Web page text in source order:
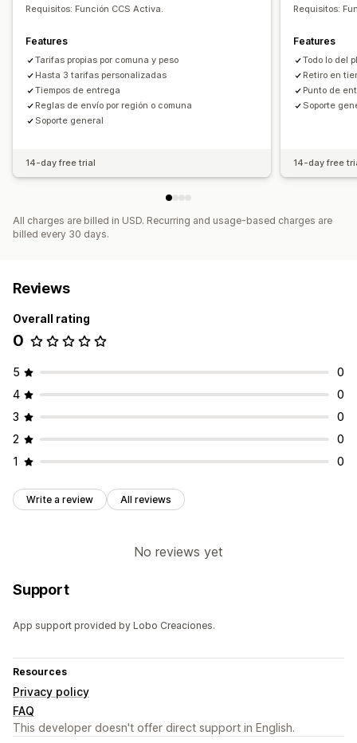
Requisitos: Función CCS Activa.
Features
Tarifas propias por comuna y peso
Hasta 3 tarifas personalizadas
Tiempos de entrega
Reglas de envío por región o comuna
Soporte general
14-day free trial
Requisitos:
Features
Todo lo del
Retiro en
Punto de
Soporte
14-day free
All charges are billed in USD. Recurring and usage-based charges are
billed every 30 days.
Reviews
Overall rating
0
5
0
4
0
3
0
2
0
1
0
Write a review All reviews
No reviews yet
Support
App support provided by Lobo Creaciones.
Resources
Privacy policy
FAQ
This developer doesn't offer direct support in English.